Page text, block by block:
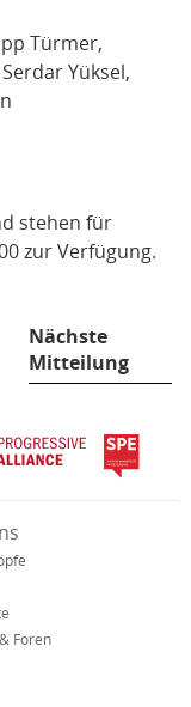
Türmer,
Yüksel,
stehen für
zur Verfügung.
Nächste
Mitteilung
Foren